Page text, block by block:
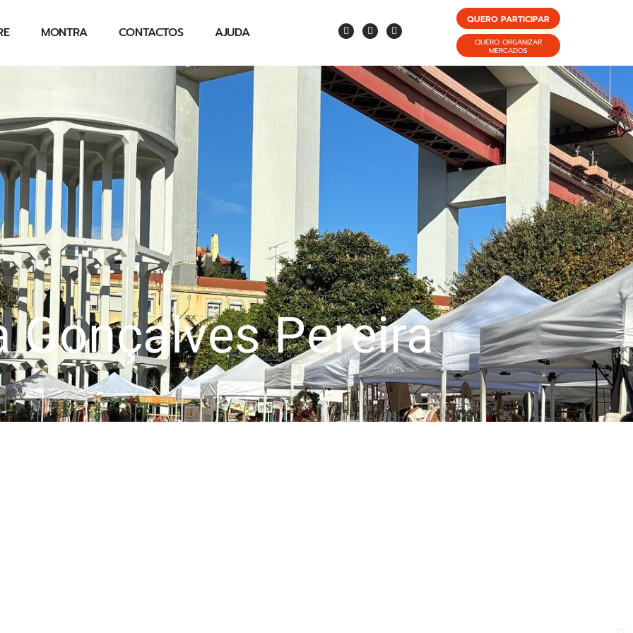
MONTRA CONTACTOS AJUDA
QUERO PARTICIPAR
QUERO ORGANIZAR
MERCADOS
Gonçalves Pereira